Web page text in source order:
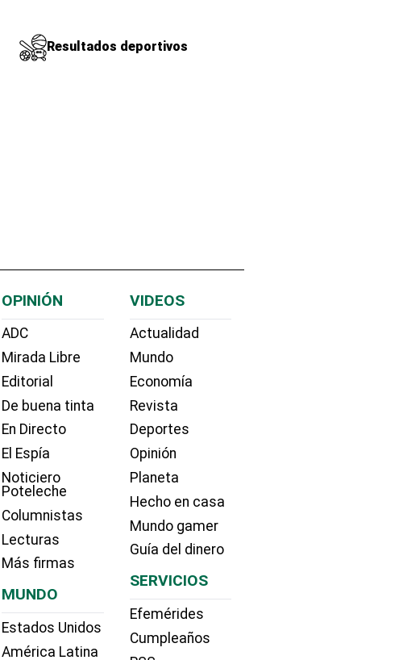
Resultados deportivos
OPINIÓN
ADC
Mirada Libre
Editorial
De buena tinta
En Directo
El Espía
Noticiero
Poteleche
Columnistas
Lecturas
Más firmas
MUNDO
Estados Unidos
América Latina
VIDEOS
Actualidad
Mundo
Economía
Revista
Deportes
Opinión
Planeta
Hecho en casa
Mundo gamer
Guía del dinero
SERVICIOS
Efemérides
Cumpleaños